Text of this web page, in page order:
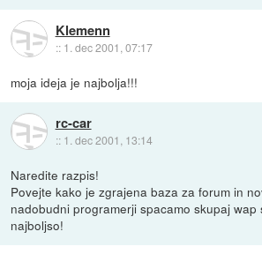
Klemenn
:: 1. dec 2001, 07:17
moja ideja je najbolja!!!
rc-car
:: 1. dec 2001, 13:14
Naredite razpis!
Povejte kako je zgrajena baza za forum in
nadobudni programerji spacamo skupaj
najboljso!